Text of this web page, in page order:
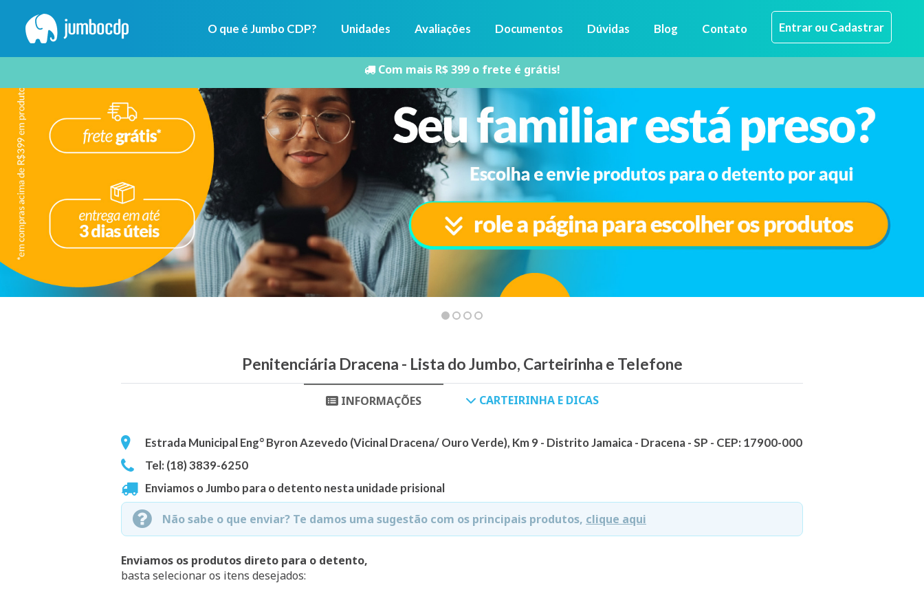
O que é Jumbo CDP? Unidades Avaliações Documentos Dúvidas Blog Contato Entrar ou Cadastrar
Com mais R$ 399 o frete é grátis!
Penitenciária Dracena - Lista do Jumbo, Carteirinha e Telefone
INFORMAÇÕES CARTEIRINHA E DICAS
Estrada Municipal Eng° Byron Azevedo (Vicinal Dracena/ Ouro Verde), Km 9 - Distrito Jamaica - Dracena - SP - CEP: 17900-000
Tel: (18) 3839-6250
Enviamos o Jumbo para o detento nesta unidade prisional
Não sabe o que enviar? Te damos uma sugestão com os principais produtos, clique aqui
Enviamos os produtos direto para o detento,
basta selecionar os itens desejados: